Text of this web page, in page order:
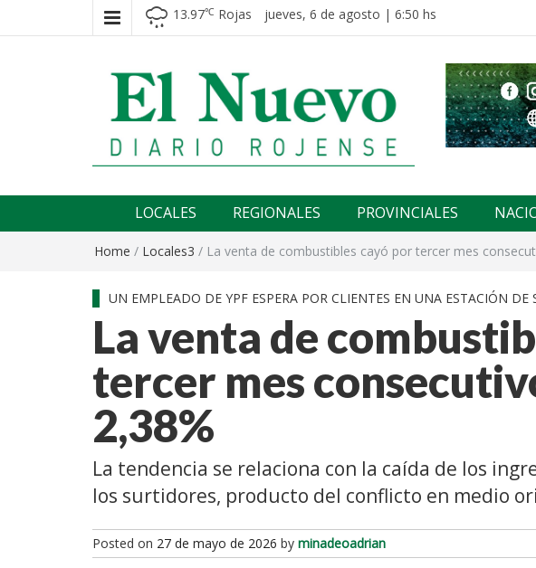
13.97℃ Rojas jueves, 6 de agosto | 6:50 hs
El nuevo rojense
LOCALES REGIONALES PROVINCIALES
Home / Locales3 / La venta de combustibles cayó por tercer mes
UN EMPLEADO DE YPF ESPERA POR CLIENTES EN UNA ESTACIÓN DE
La venta de
tercer mes
2,38%
La tendencia se relaciona con la caída de los
los surtidores, producto del conflicto en medio
Posted on 27 de mayo de 2026 by minadeoadrian